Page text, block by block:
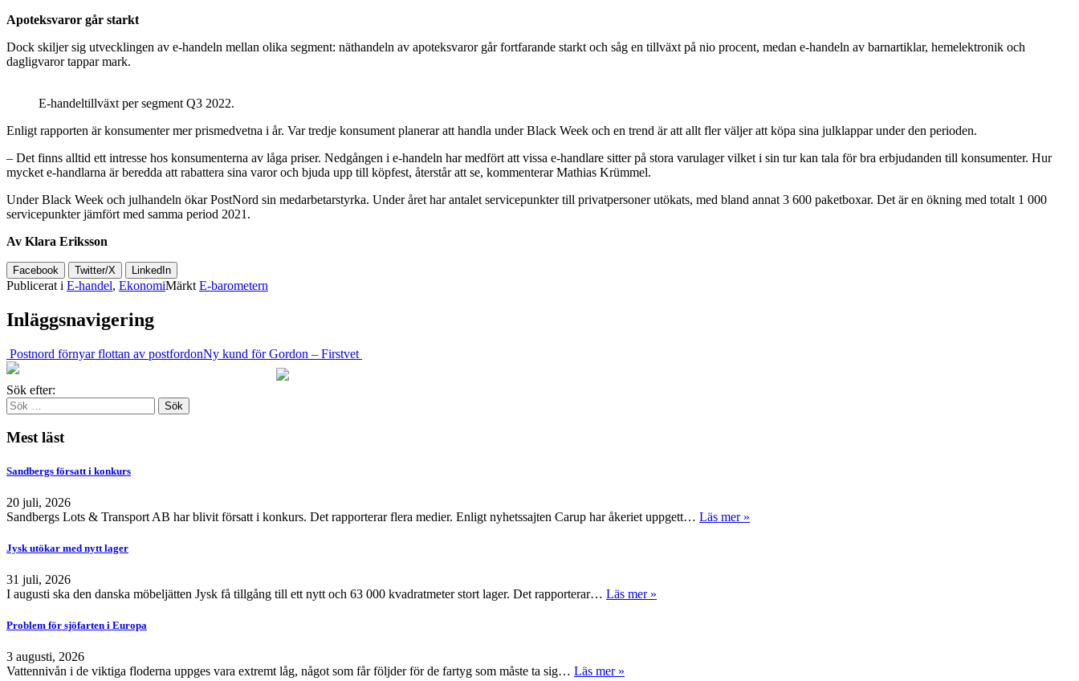
Apoteksvaror går starkt
Dock skiljer sig utvecklingen av e-handeln mellan olika segment: näthandeln av apoteksvaror går fortfarande starkt och såg en tillväxt på nio procent, medan e-handeln av barnartiklar, hemelektronik och
dagligvaror tappar mark.
E-handeltillväxt per segment Q3 2022.
Enligt rapporten är konsumenter mer prismedvetna i år. Var tredje konsument planerar att handla under Black Week och en trend är att allt fler väljer att köpa sina julklappar under den perioden.
– Det finns alltid ett intresse hos konsumenterna av låga priser. Nedgången i e-handeln har medfört att vissa e-handlare sitter på stora varulager vilket i sin tur kan tala för bra erbjudanden till konsumenter. Hur
mycket e-handlarna är beredda att rabattera sina varor och bjuda upp till köpfest, återstår att se, kommenterar Mathias Krümmel.
Under Black Week och julhandeln ökar PostNord sin medarbetarstyrka. Under året har antalet servicepunkter till privatpersoner utökats, med bland annat 3 600 paketboxar. Det är en ökning med totalt 1 000
servicepunkter jämfört med samma period 2021.
Av Klara Eriksson
Facebook Twitter/X LinkedIn
Publicerat i E-handel, EkonomiMärkt E-barometern
Inläggsnavigering
Postnord förnyar flottan av postfordonNy kund för Gordon – Firstvet
Sök efter:
Mest läst
Sandbergs försatt i konkurs
20 juli, 2026
Sandbergs Lots & Transport AB har blivit försatt i konkurs. Det rapporterar flera medier. Enligt nyhetssajten Carup har åkeriet uppgett… Läs mer »
Jysk utökar med nytt lager
31 juli, 2026
I augusti ska den danska möbeljätten Jysk få tillgång till ett nytt och 63 000 kvadratmeter stort lager. Det rapporterar… Läs mer »
Problem för sjöfarten i Europa
3 augusti, 2026
Vattennivån i de viktiga floderna uppges vara extremt låg, något som får följder för de fartyg som måste ta sig… Läs mer »